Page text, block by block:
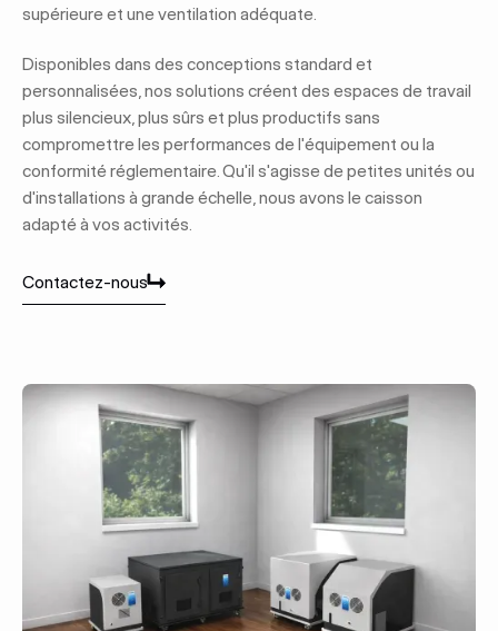
supérieure et une ventilation adéquate.
Disponibles dans des conceptions standard et
personnalisées, nos solutions créent des espaces de travail
plus silencieux, plus sûrs et plus productifs sans
compromettre les performances de l'équipement ou la
conformité réglementaire. Qu'il s'agisse de petites unités ou
d'installations à grande échelle, nous avons le caisson
adapté à vos activités.
Contactez-nous
Contactez-nous